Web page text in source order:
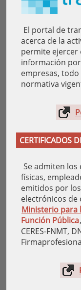
El portal de
acerca de la
permite ejercer
información
empresas,
normativa
CERTIFICADOS
Se admiten
físicas,
emitidos por
electrónicos de
Ministerio para
Función Pública
CERES-FNMT,